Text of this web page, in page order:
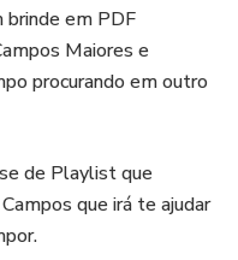
brinde em PDF
Maiores e
procurando em outro
de Playlist que
que irá te ajudar